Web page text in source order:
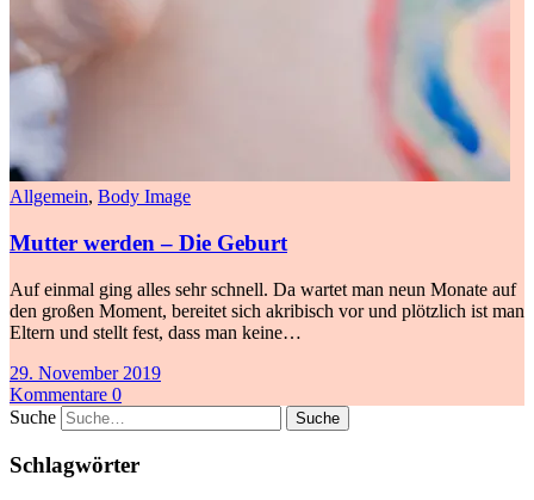
Allgemein, Body Image
Mutter werden – Die Geburt
Auf einmal ging alles sehr schnell. Da wartet man neun Monate auf
den großen Moment, bereitet sich akribisch vor und plötzlich ist man
Eltern und stellt fest, dass man keine…
29. November 2019
Kommentare 0
Suche
Schlagwörter